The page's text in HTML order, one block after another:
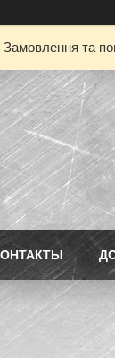
та